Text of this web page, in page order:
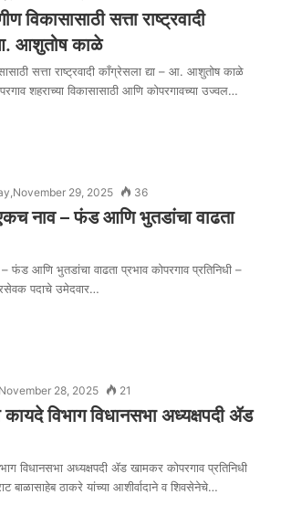
विकासासाठी सत्ता राष्ट्रवादी
आशुतोष काळे
सत्ता राष्ट्रवादी काँग्रेसला द्या – आ. आशुतोष काळे
शहराच्या विकासासाठी आणि कोपरगावच्या उज्वल…
29, 2025 36
एकच नाव – फंड आणि भुतडांचा वाढता
फंड आणि भुतडांचा वाढता प्रभाव कोपरगाव प्रतिनिधी –
पदाचे उमेदवार…
28, 2025 21
विभाग विधानसभा अध्यक्षपदी ॲड
विधानसभा अध्यक्षपदी ॲड खामकर कोपरगाव प्रतिनिधी
बाळासाहेब ठाकरे यांच्या आशीर्वादाने व शिवसेनेचे…